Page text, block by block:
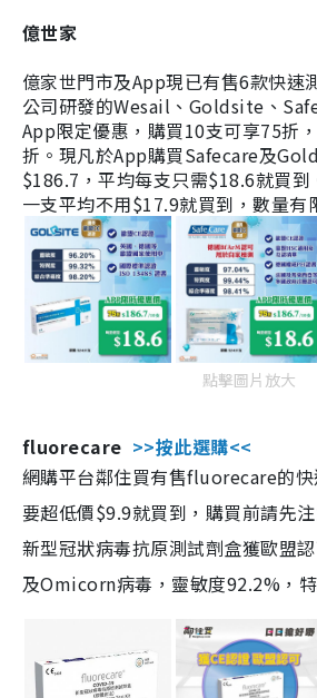
億世家
億家世門市及App現已有售6款快速
公司研發的Wesail、Goldsite、
App限定優惠，購買10支可享75折
折。現凡於App購買Safecare及
$186.7，平均每支只需$18.6就買到
一支平均不用$17.9就買到，數量有
點擊圖片放大
fluorecare >>按此選購<<
網購平台鄰住買有售fluorecare的
要超低價$9.9就買到，購買前請先
新型冠狀病毒抗原測試劑盒獲歐盟
及Omicorn病毒，靈敏度92.2%，